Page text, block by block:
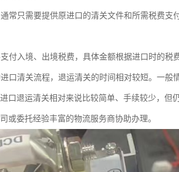
常只需要提供原进口的清关文件和所需税费
付入境、出境税费，具体金额根据进口时的税
口清关流程，退运清关的时间相对较短。一般
口退运清关相对来说比较简单、手续较少，但
或委托经验丰富的物流服务商协助办理。